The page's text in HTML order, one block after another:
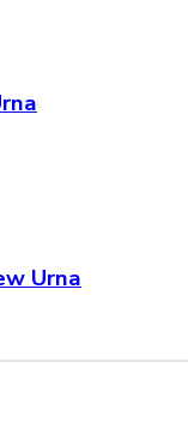
Urna